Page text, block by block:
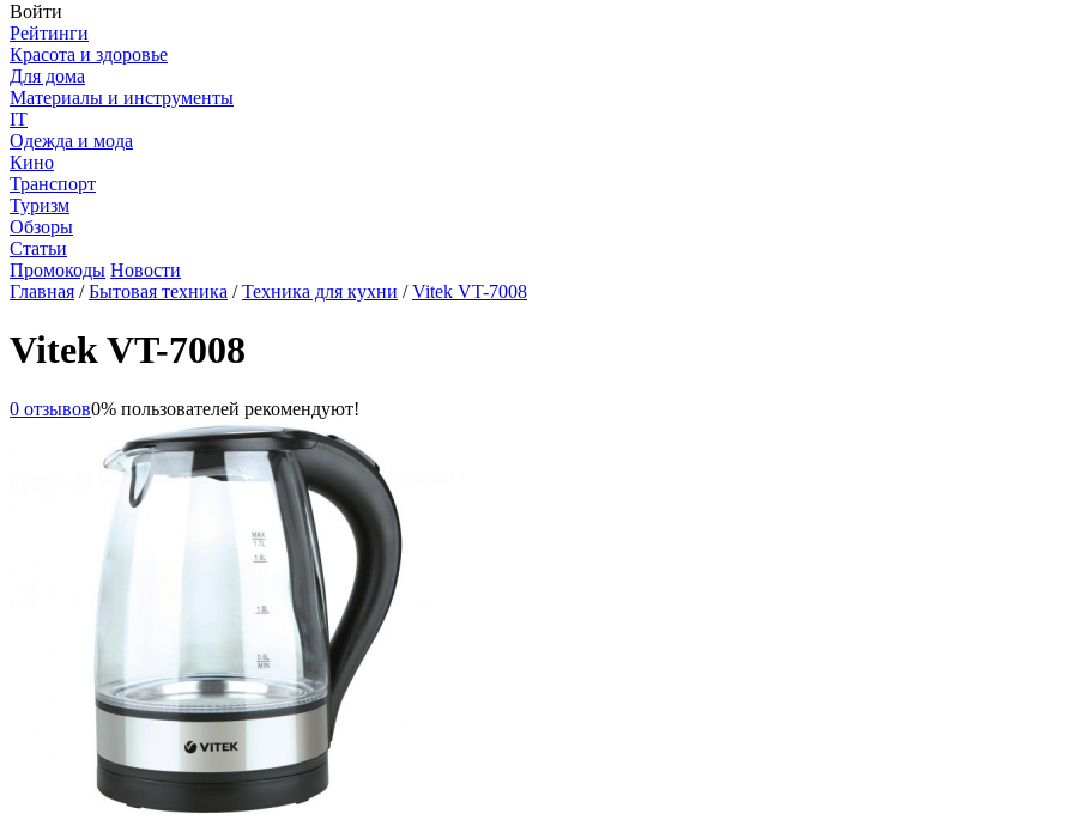
Войти
Рейтинги
Красота и здоровье
Для дома
Материалы и инструменты
IT
Одежда и мода
Кино
Транспорт
Туризм
Обзоры
Статьи
Промокоды Новости
Главная /Бытовая техника /Техника для кухни /Vitek VT-7008
Vitek VT-7008
0 отзывов0% пользователей рекомендуют!